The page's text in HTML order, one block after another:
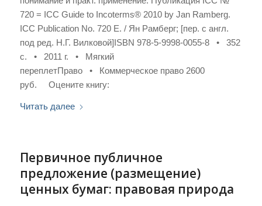
720 = ICC Guide to Incoterms® 2010 by Jan Ramberg.
ICC Publication No. 720 Е. / Ян Рамберг; [пер. с англ.
под ред. Н.Г. Вилковой]ISBN 978-5-9998-0055-8 • 352
с. • 2011 г. • Мягкий
переплетПраво • Коммерческое право 2600
руб. Оцените книгу:
Читать далее
Первичное публичное
предложение (размещение)
ценных бумаг: правовая природа